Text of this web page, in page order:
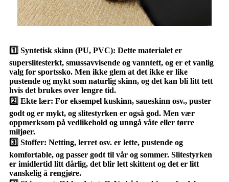
1️⃣ Syntetisk skinn (PU, PVC): Dette materialet er
superslitesterkt, smussavvisende og vanntett, og er et vanlig
valg for sportssko. Men ikke glem at det ikke er like
pustende og mykt som naturlig skinn, og det kan bli litt tett
hvis det brukes over lengre tid.
2️⃣ Ekte lær: For eksempel kuskinn, saueskinn osv., puster
godt og er mykt, og slitestyrken er også god. Men vær
oppmerksom på vedlikehold og unngå våte eller tørre
miljøer.
3️⃣ Stoffer: Netting, lerret osv. er lette, pustende og
komfortable, og passer godt til vår og sommer. Slitestyrken
er imidlertid litt dårlig, det blir lett skittent og det er litt
vanskelig å rengjøre.